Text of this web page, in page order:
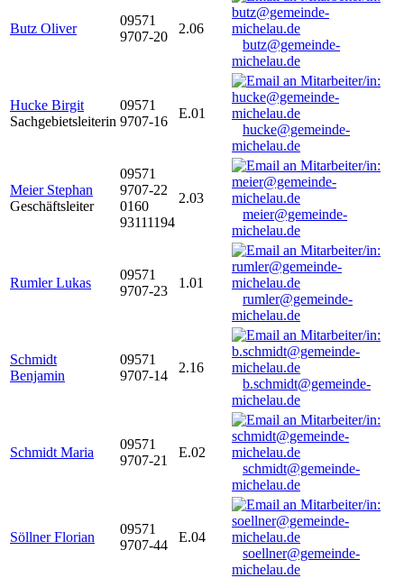
Butz Oliver
09571
9707-20
2.06
butz@gemeinde-
michelau.de
Hucke Birgit
Sachgebietsleiterin
09571
9707-16
E.01
hucke@gemeinde-
michelau.de
Meier Stephan
Geschäftsleiter
09571
9707-22
0160
93111194
2.03
meier@gemeinde-
michelau.de
Rumler Lukas
09571
9707-23
1.01
rumler@gemeinde-
michelau.de
Schmidt
Benjamin
09571
9707-14
2.16
b.schmidt@gemeinde-
michelau.de
Schmidt Maria
09571
9707-21
E.02
schmidt@gemeinde-
michelau.de
Söllner Florian
09571
9707-44
E.04
soellner@gemeinde-
michelau.de